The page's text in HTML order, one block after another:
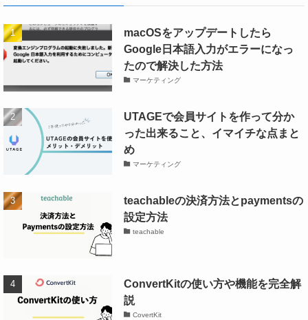
Copyをクリックしてコピーしてアフ
ィリエイト対象の受講生に送ります。
受講生に直接指示することも
macOSをアップデートしたら
Google日本語入力がエラーになっ
たので解決した方法
マーケティング
UTAGEで会員サイトを作って分か
った出来ること、イマイチな点まと
め
マーケティング
teachableの決済方法とpaymentsの
設定方法
teachable
ConvertKitの使い方や機能を完全解
説
CovertKit